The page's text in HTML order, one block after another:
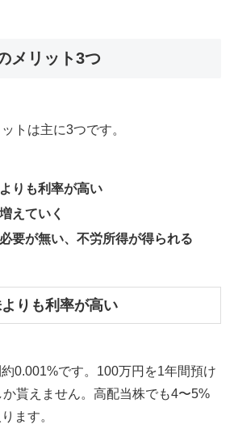
メリット3つ
トは主に3つです。
りも利率が高い
えていく
要が無い、不労所得が得られる
りも利率が高い
0.001%です。100万円を1年間預け
貰えません。高配当株でも4〜5%
ます。